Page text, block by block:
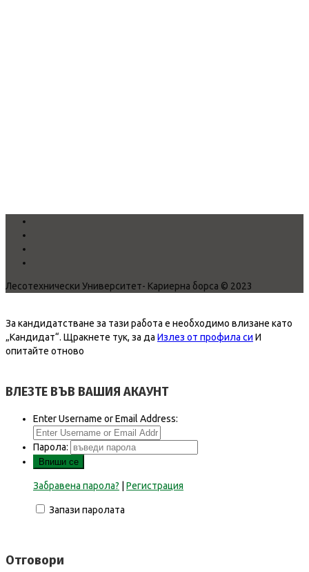
Лесотехнически Университет- Кариерна борса © 2023
За кандидатстване за тази работа е необходимо влизане като
„Кандидат“. Щракнете тук, за да Излез от профила си И
опитайте отново
ВЛЕЗТЕ ВЪВ ВАШИЯ АКАУНТ
Enter Username or Email Address:
Парола:
Забравена парола? Регистрация
Запази паролата
Отговори